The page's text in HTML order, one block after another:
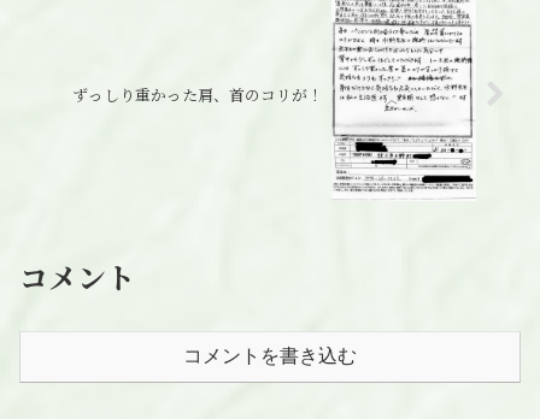
ずっしり重かった肩、首のコリが！
コメント
コメントを書き込む